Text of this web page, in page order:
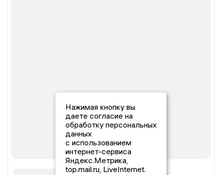
Нажимая кнопку вы
даете согласие на
обработку персональных
данных
с использованием
интернет-сервиса
Яндекс.Метрика,
top.mail.ru, LiveInternet.